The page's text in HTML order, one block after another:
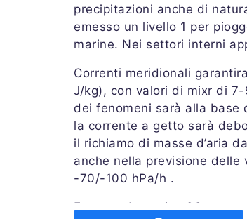
precipitazioni anche di
emesso un livello 1 per
marine. Nei settori interni
Correnti meridionali
J/kg), con valori di mixr di
dei fenomeni sarà alla base
la corrente a getto sarà
il richiamo di masse d’aria
anche nella previsione
-70/-100 hPa/h .
Emessa domenica 08